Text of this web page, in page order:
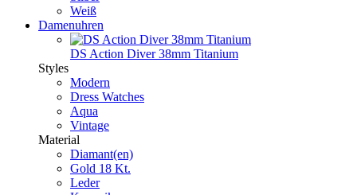
Weiß
Damenuhren
DS Action Diver 38mm Titanium
Styles
Modern
Dress Watches
Aqua
Vintage
Material
Diamant(en)
Gold 18 Kt.
Leder